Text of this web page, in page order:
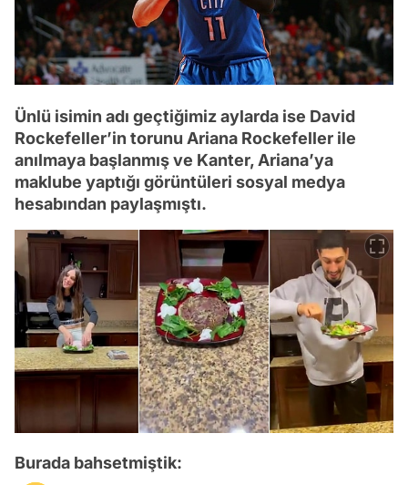
Ünlü isimin adı geçtiğimiz aylarda ise David
Rockefeller’in torunu Ariana Rockefeller ile
anılmaya başlanmış ve Kanter, Ariana’ya
maklube yaptığı görüntüleri sosyal medya
hesabından paylaşmıştı.
Burada bahsetmiştik: